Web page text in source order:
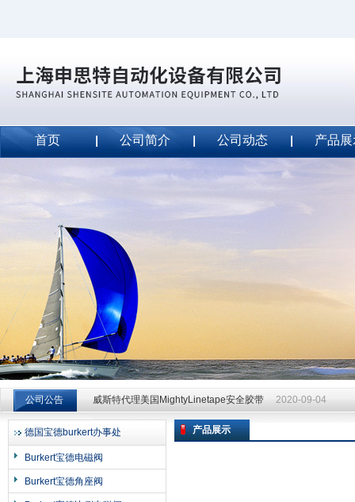
上海申思特自动化设备有限公司
首页 公司简介 公司动态 产品
公司公告
威斯特代理美国MightyLinetape安全胶带 2020-09-04
威斯特代理美国MightyLinetape安全胶带 2020-09-04
威斯特代理美国MightyLinetape安全胶带
德国宝德burkert办事处
Burkert宝德电磁阀
Burkert宝德角座阀
产品展示